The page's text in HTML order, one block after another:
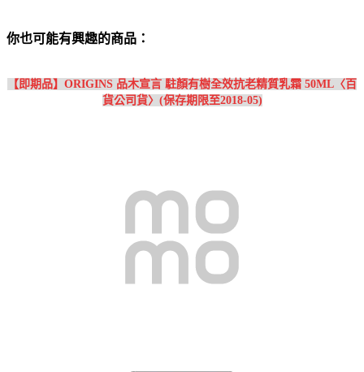
你也可能有興趣的商品：
【即期品】ORIGINS 品木宣言 駐顏有樹全效抗老精質乳霜 50ML〈百
貨公司貨〉(保存期限至2018-05)